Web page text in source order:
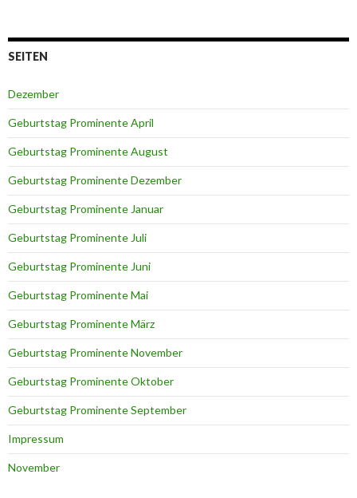
SEITEN
Dezember
Geburtstag Prominente April
Geburtstag Prominente August
Geburtstag Prominente Dezember
Geburtstag Prominente Januar
Geburtstag Prominente Juli
Geburtstag Prominente Juni
Geburtstag Prominente Mai
Geburtstag Prominente März
Geburtstag Prominente November
Geburtstag Prominente Oktober
Geburtstag Prominente September
Impressum
November